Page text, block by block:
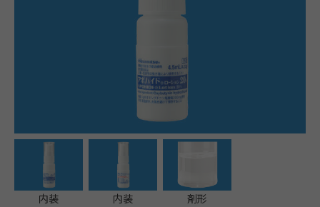
内装 内装 剤形